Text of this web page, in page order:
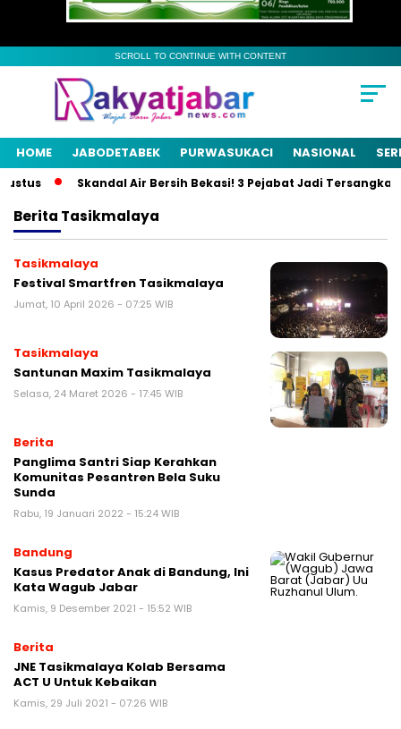
SCROLL TO CONTINUE WITH CONTENT
HOME JABODETABEK PURWASUKACI NASIONAL
Skandal Air Bersih Bekasi! 3 Pejabat Jadi Tersangka,
Berita Tasikmalaya
Tasikmalaya
Festival Smartfren Tasikmalaya
Jumat, 10 April 2026 - 07:25 WIB
Tasikmalaya
Santunan Maxim Tasikmalaya
Selasa, 24 Maret 2026 - 17:45 WIB
Berita
Panglima Santri Siap Kerahkan
Komunitas Pesantren Bela Suku
Sunda
Rabu, 19 Januari 2022 - 15:24 WIB
Bandung
Kasus Predator Anak di Bandung, Ini
Kata Wagub Jabar
Kamis, 9 Desember 2021 - 15:52 WIB
Berita
JNE Tasikmalaya Kolab Bersama
ACT U Untuk Kebaikan
Kamis, 29 Juli 2021 - 07:26 WIB